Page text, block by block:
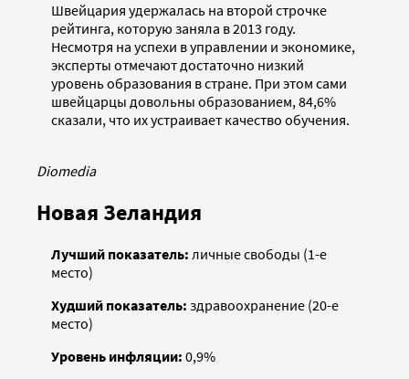
Швейцария удержалась на второй строчке
рейтинга, которую заняла в 2013 году.
Несмотря на успехи в управлении и экономике,
эксперты отмечают достаточно низкий
уровень образования в стране. При этом сами
швейцарцы довольны образованием, 84,6%
сказали, что их устраивает качество обучения.
Diomedia
Новая Зеландия
Лучший показатель: личные свободы (1-е
место)
Худший показатель: здравоохранение (20-е
место)
Уровень инфляции: 0,9%